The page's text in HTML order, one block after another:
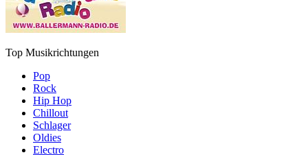
Top Musikrichtungen
Pop
Rock
Hip Hop
Chillout
Schlager
Oldies
Electro